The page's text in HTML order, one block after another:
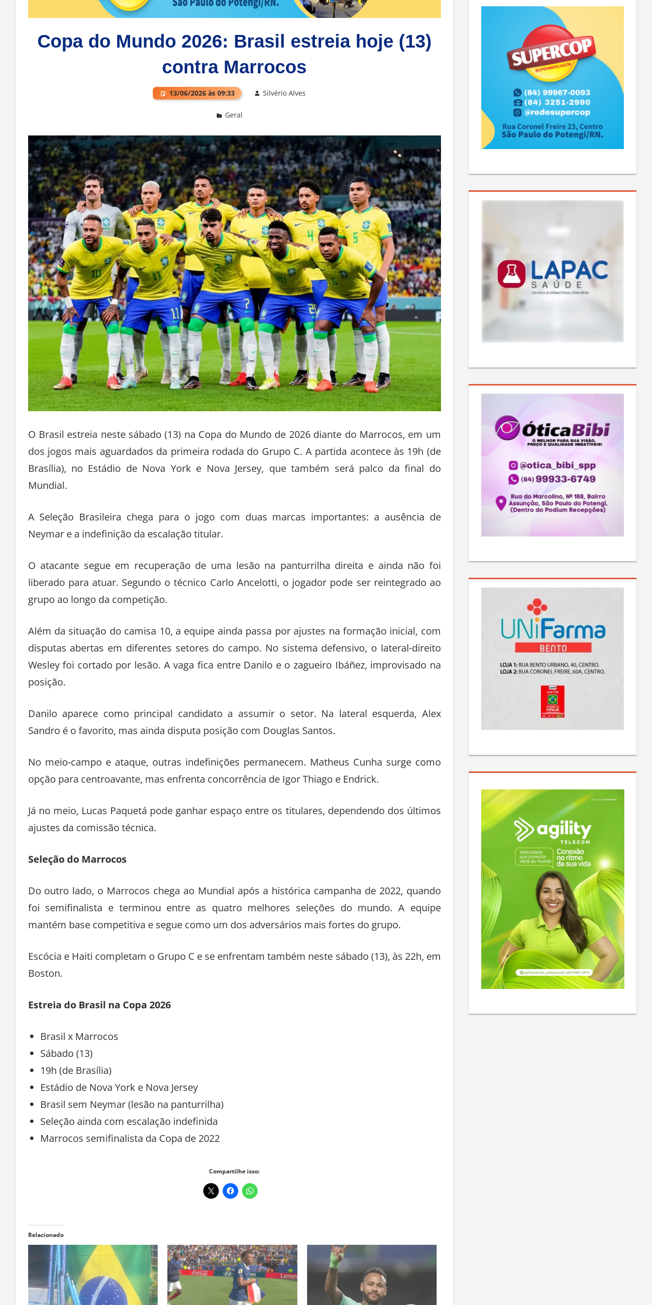
Copa do Mundo 2026: Brasil estreia hoje (13)
contra Marrocos
13/06/2026 às 09:33
O Brasil estreia neste sábado (13) na Copa do Mundo de 2026 diante do Marrocos, em um
dos jogos mais aguardados da primeira rodada do Grupo C. A partida acontece às 19h (de
Brasília), no Estádio de Nova York e Nova Jersey, que também será palco da final do
Mundial.
A Seleção Brasileira chega para o jogo com duas marcas importantes: a ausência de
Neymar e a indefinição da escalação titular.
O atacante segue em recuperação de uma lesão na panturrilha direita e ainda não foi
liberado para atuar. Segundo o técnico Carlo Ancelotti, o jogador pode ser reintegrado ao
grupo ao longo da competição.
Além da situação do camisa 10, a equipe ainda passa por ajustes na formação inicial, com
disputas abertas em diferentes setores do campo. No sistema defensivo, o lateral-direito
Wesley foi cortado por lesão. A vaga fica entre Danilo e o zagueiro Ibáñez, improvisado na
posição.
Danilo aparece como principal candidato a assumir o setor. Na lateral esquerda, Alex
Sandro é o favorito, mas ainda disputa posição com Douglas Santos.
No meio-campo e ataque, outras indefinições permanecem. Matheus Cunha surge como
opção para centroavante, mas enfrenta concorrência de Igor Thiago e Endrick.
Já no meio, Lucas Paquetá pode ganhar espaço entre os titulares, dependendo dos últimos
ajustes da comissão técnica.
Seleção do Marrocos
Do outro lado, o Marrocos chega ao Mundial após a histórica campanha de 2022, quando
foi semifinalista e terminou entre as quatro melhores seleções do mundo. A equipe
mantém base competitiva e segue como um dos adversários mais fortes do grupo.
Escócia e Haiti completam o Grupo C e se enfrentam também neste sábado (13), às 22h, em
Boston.
Estreia do Brasil na Copa 2026
Brasil x Marrocos
Sábado (13)
19h (de Brasília)
Estádio de Nova York e Nova Jersey
Brasil sem Neymar (lesão na panturrilha)
Seleção ainda com escalação indefinida
Marrocos semifinalista da Copa de 2022
Compartilhe isso: